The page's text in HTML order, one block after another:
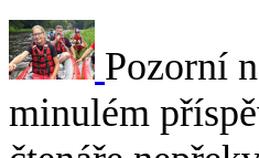
Pozorní
minulém